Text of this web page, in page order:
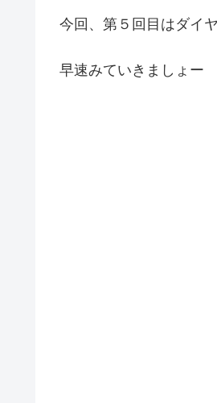
今回、第５回目はダイ
早速みていきましょー